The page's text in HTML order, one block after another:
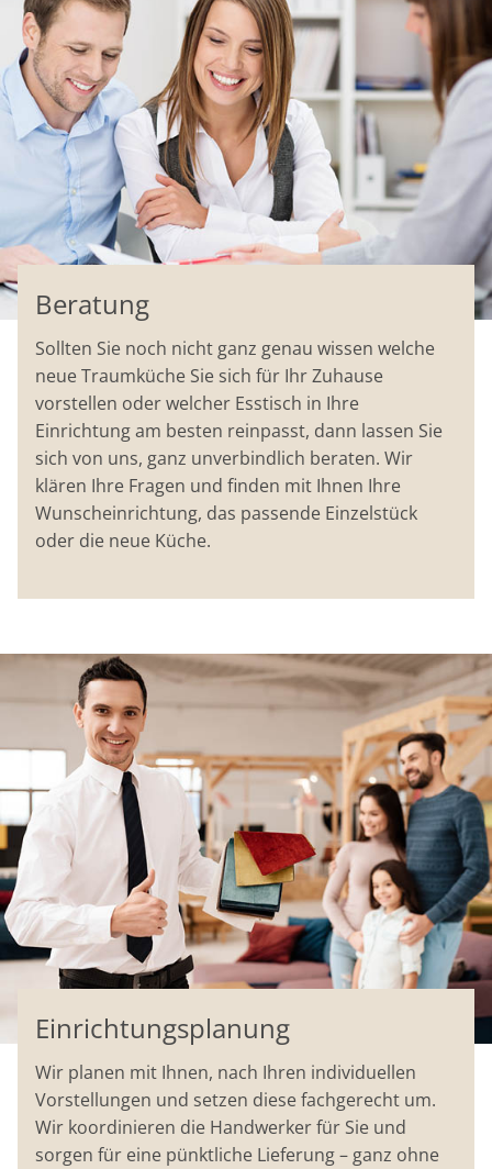
Beratung
Sollten Sie noch nicht ganz genau wissen welche
neue Traumküche Sie sich für Ihr Zuhause
vorstellen oder welcher Esstisch in Ihre
Einrichtung am besten reinpasst, dann lassen Sie
sich von uns, ganz unverbindlich beraten. Wir
klären Ihre Fragen und finden mit Ihnen Ihre
Wunscheinrichtung, das passende Einzelstück
oder die neue Küche.
Einrichtungsplanung
Wir planen mit Ihnen, nach Ihren individuellen
Vorstellungen und setzen diese fachgerecht um.
Wir koordinieren die Handwerker für Sie und
sorgen für eine pünktliche Lieferung – ganz ohne